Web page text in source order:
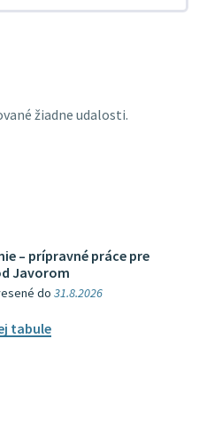
žiadne udalosti.
– prípravné práce pre
Javorom
do31.8.2026
tabule